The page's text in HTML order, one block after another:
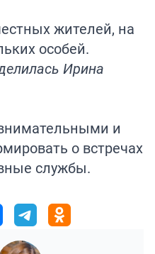
жителей, на
особей.
Ирина
и
о встречах
службы.